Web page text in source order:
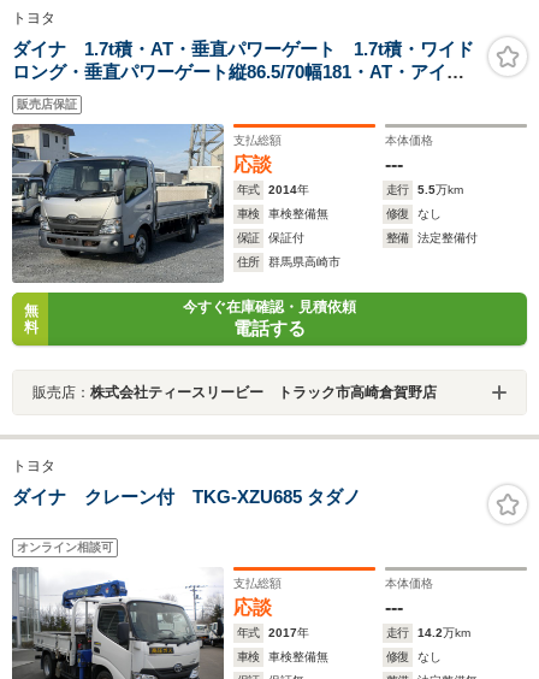
トヨタ
ダイナ 1.7t積・AT・垂直パワーゲート 1.7t積・ワイド
ロング・垂直パワーゲート縦86.5/70幅181・AT・アイド
リングストップ・ヘッドライトレベライザー・集中ドア
ロック・内装クリーニング済・荷台内寸約長442/幅188/高
37.5
販売店保証
支払総額
応談
本体価格
---
年式 2014年 走行 5.5万km
車検
車検整備無 修復
なし
保証
保証付 整備
法定整備付
住所
群馬県高崎市
無
料
今すぐ在庫確認・見積依頼
電話する
販売店： 株式会社ティースリービー トラック市高崎倉賀野店
トヨタ
ダイナ クレーン付 TKG-XZU685 タダノ
オンライン相談可
支払総額
応談
本体価格
---
年式 2017年 走行 14.2万km
車検
車検整備無 修復
なし